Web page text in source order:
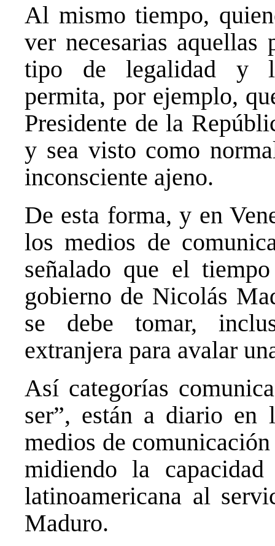
Al mismo tiempo,
ver necesarias aquellas
tipo de legalidad y
permita, por ejemplo,
Presidente de la
y sea visto como
inconsciente ajeno.
De esta forma, y en
los medios de
señalado que el
gobierno de Nicolás
se debe tomar,
extranjera para avalar
Así categorías
ser”, están a diario en
medios de
midiendo la
latinoamericana al
Maduro.